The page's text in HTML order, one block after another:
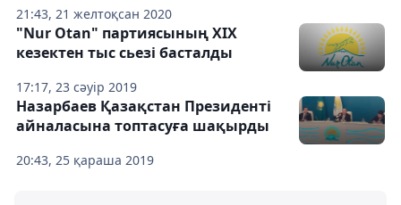
21:43, 21 желтоқсан 2020
17:17, 23 сәуір 2019
"Nur Otan" партиясының XIX
кезектен тыс сьезі басталды
20:43, 25 қараша 2019
Назарбаев Қазақстан Президенті
айналасына топтасуға шақырды